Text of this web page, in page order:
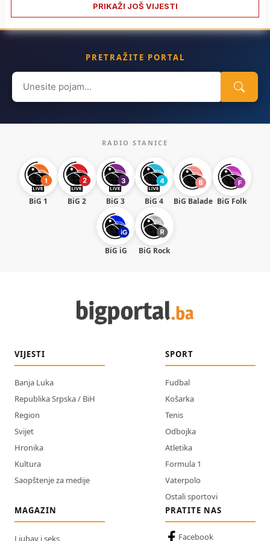
PRIKAŽI JOŠ VIJESTI
PRETRAŽITE PORTAL
Search
for:
RADIO STANICE
BiG 1 BiG 2 BiG 3 BiG 4 BiG Balade BiG Folk
BiG iG BiG Rock
VIJESTI
Banja Luka
Republika Srpska / BiH
Region
Svijet
Hronika
Kultura
Saopštenje za medije
SPORT
Fudbal
Košarka
Tenis
Odbojka
Atletika
Formula 1
Vaterpolo
Ostali sportovi
MAGAZIN
Ljubav i seks
PRATITE NAS
Facebook